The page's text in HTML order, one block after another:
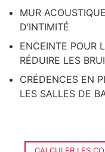
MUR
D’INTIMITÉ
ENCEINTE POUR
RÉDUIRE LES
CRÉDENCES EN
LES SALLES DE